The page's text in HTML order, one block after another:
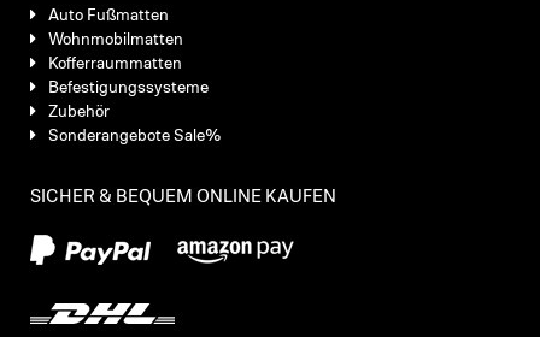
Auto Fußmatten
Wohnmobilmatten
Kofferraummatten
Befestigungssysteme
Zubehör
Sonderangebote Sale%
SICHER & BEQUEM ONLINE KAUFEN